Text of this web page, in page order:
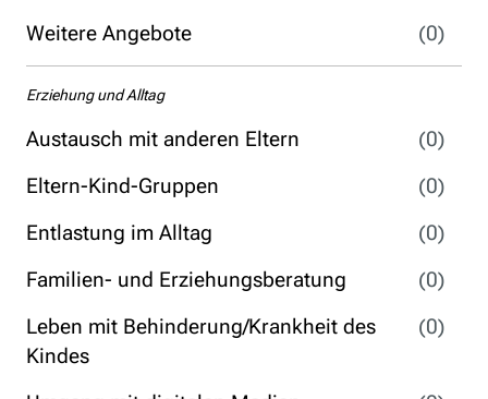
Weitere Angebote
(0)
Erziehung und Alltag
Austausch mit anderen Eltern
(0)
Eltern-Kind-Gruppen
(0)
Entlastung im Alltag
(0)
Familien- und Erziehungsberatung
(0)
Leben mit Behinderung/Krankheit des
Kindes
(0)